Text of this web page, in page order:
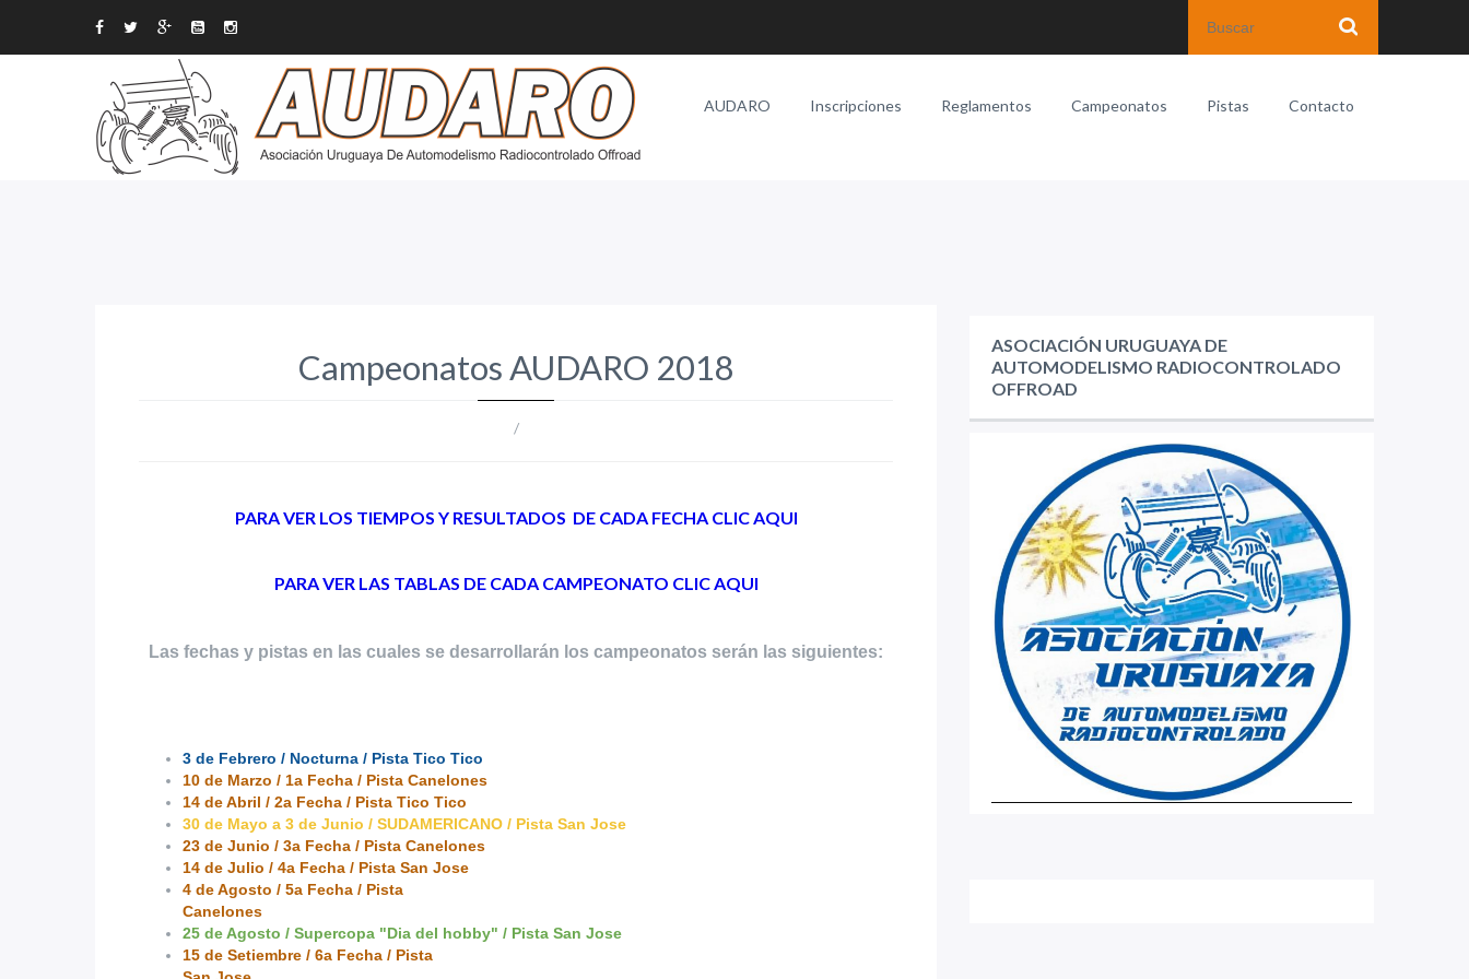
AUDARO Inscripciones Reglamentos Campeonatos Pistas Contacto
Campeonatos AUDARO 2018
/
PARA VER LOS TIEMPOS Y RESULTADOS DE CADA FECHA CLIC AQUI
PARA VER LAS TABLAS DE CADA CAMPEONATO CLIC AQUI
Las fechas y pistas en las cuales se desarrollarán los campeonatos serán las siguientes:
3 de Febrero / Nocturna / Pista Tico Tico
10 de Marzo / 1a Fecha / Pista Canelones
14 de Abril / 2a Fecha / Pista Tico Tico
30 de Mayo a 3 de Junio / SUDAMERICANO / Pista San Jose
23 de Junio / 3a Fecha / Pista Canelones
14 de Julio / 4a Fecha / Pista San Jose
4 de Agosto / 5a Fecha / Pista
Canelones
25 de Agosto / Supercopa "Dia del hobby" / Pista San Jose
15 de Setiembre / 6a Fecha / Pista
ASOCIACIÓN URUGUAYA DE
AUTOMODELISMO RADIOCONTROLADO
OFFROAD